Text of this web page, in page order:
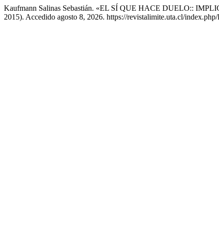
Kaufmann Salinas Sebastián. «EL SÍ QUE HACE DUELO::
2015). Accedido agosto 8, 2026. https://revistalimite.uta.cl/